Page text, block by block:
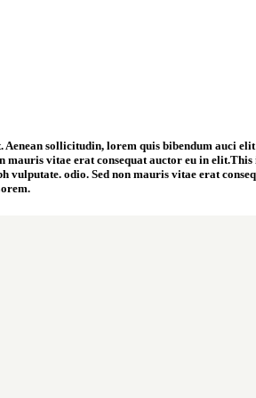
sollicitudin, lorem quis bibendum auci
vitae erat consequat auctor eu in
vulputate. odio. Sed non mauris vitae erat